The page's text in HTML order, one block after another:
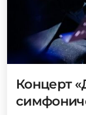
Концерт